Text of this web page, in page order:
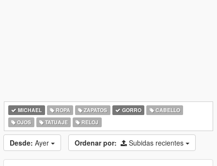
MICHAEL ROPA ZAPATOS GORRO
CABELLO
OJOS
TATUAJE RELOJ
Desde: Ayer Ordenar por: Subidas recientes